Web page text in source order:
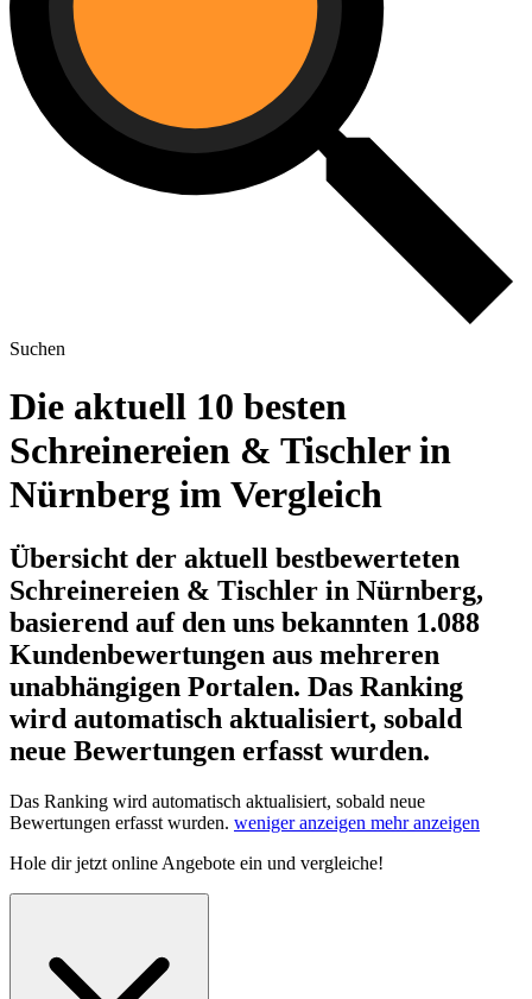
Suchen
Die aktuell 10 besten
Schreinereien & Tischler in
Nürnberg im Vergleich
Übersicht der aktuell bestbewerteten
Schreinereien & Tischler in Nürnberg,
basierend auf den uns bekannten 1.088
Kundenbewertungen aus mehreren
unabhängigen Portalen. Das Ranking
wird automatisch aktualisiert, sobald
neue Bewertungen erfasst wurden.
Das Ranking wird automatisch aktualisiert, sobald neue
Bewertungen erfasst wurden. weniger anzeigen mehr anzeigen
Hole dirjetzt online Angebote ein und vergleiche!